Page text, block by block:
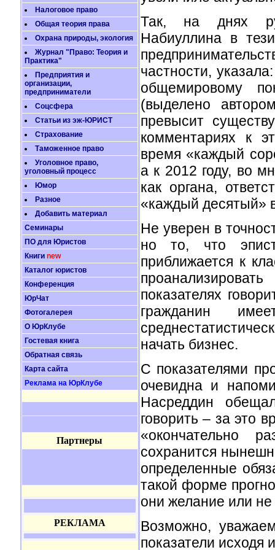
Налоговое право
Общая теория права
Охрана природы, экология
Журнал "Право: Теория и
Практика"
Предприятия и
организации,
предприниматели
Соцсфера
Статьи из эж-ЮРИСТ
Страхование
Таможенное право
Уголовное право,
уголовный процесс
Юмор
Разное
Добавить материал
Семинары
ПО для Юристов
Книги new
Каталог юристов
Конференция
ЮрЧат
Фотогалерея
О ЮрКлубе
Гостевая книга
Обратная связь
Карта сайта
Реклама на ЮрКлубе
Партнеры
РЕКЛАМА
Так, на днях
Набиуллина в
частности,
общемировому
(выделено
превысит
комментариях к
время «каждый
а к 2012 году, во
как органа,
«каждый десятый»
Не уверен в
но то, что
приближается к
показателях
гражданин
начать бизнес.
С показателями
очевидна и
Насреддин
говорить – за это
«окончательно
сохранится
определенные
такой форме
они желание или
Возможно,
показатели